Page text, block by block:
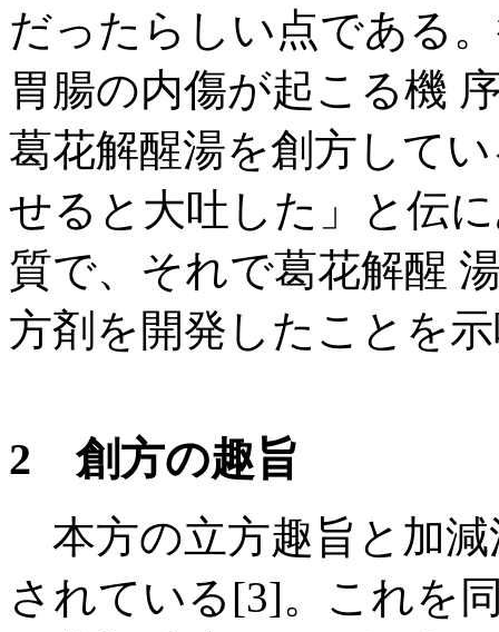
だったらしい点である
胃腸の内傷が起こる機
葛花解醒湯を創方して
せると大吐した」と伝
質で、それで葛花解醒
方剤を開発したことを
2 創方の趣旨
本方の立方趣旨と加減
されている[3]。これを